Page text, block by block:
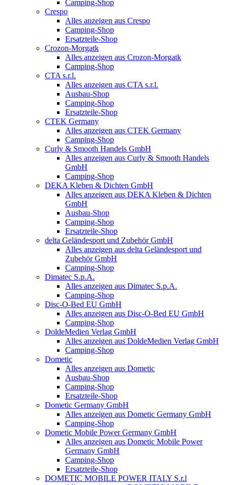
Camping-Shop
Crespo
Alles anzeigen aus Crespo
Camping-Shop
Ersatzteile-Shop
Crozon-Morgatk
Alles anzeigen aus Crozon-Morgatk
Camping-Shop
CTA s.r.l.
Alles anzeigen aus CTA s.r.l.
Ausbau-Shop
Camping-Shop
Ersatzteile-Shop
CTEK Germany
Alles anzeigen aus CTEK Germany
Camping-Shop
Curly & Smooth Handels GmbH
Alles anzeigen aus Curly & Smooth Handels
GmbH
Camping-Shop
DEKA Kleben & Dichten GmbH
Alles anzeigen aus DEKA Kleben & Dichten
GmbH
Ausbau-Shop
Camping-Shop
Ersatzteile-Shop
delta Geländesport und Zubehör GmbH
Alles anzeigen aus delta Geländesport und
Zubehör GmbH
Camping-Shop
Dimatec S.p.A.
Alles anzeigen aus Dimatec S.p.A.
Camping-Shop
Disc-O-Bed EU GmbH
Alles anzeigen aus Disc-O-Bed EU GmbH
Camping-Shop
DoldeMedien Verlag GmbH
Alles anzeigen aus DoldeMedien Verlag GmbH
Camping-Shop
Dometic
Alles anzeigen aus Dometic
Ausbau-Shop
Camping-Shop
Ersatzteile-Shop
Dometic Germany GmbH
Alles anzeigen aus Dometic Germany GmbH
Camping-Shop
Dometic Mobile Power Germany GmbH
Alles anzeigen aus Dometic Mobile Power
Germany GmbH
Camping-Shop
Ersatzteile-Shop
DOMETIC MOBILE POWER ITALY S.r.l